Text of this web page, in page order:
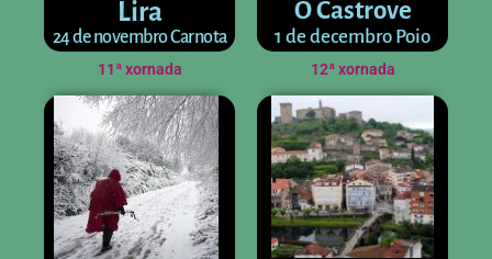
Lira
24 de novembro Carnota
O Castrove
1 de decembro Poio
11ª xornada 12ª xornada